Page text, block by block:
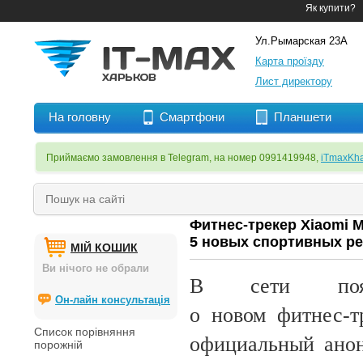
Як купити?
Ул.Рымарская 23А
Карта проїзду
Лист директору
На головну Смартфони Планшети
Приймаємо замовлення в Telegram, на номер 0991419948,
МІЙ КОШИК
Ви нічого не обрали
Он-лайн консультація
Список порівняння
порожній
Фитнес-трекер Xiaomi
5 новых спортивных
В
сети
о новом фитнес-
официальный